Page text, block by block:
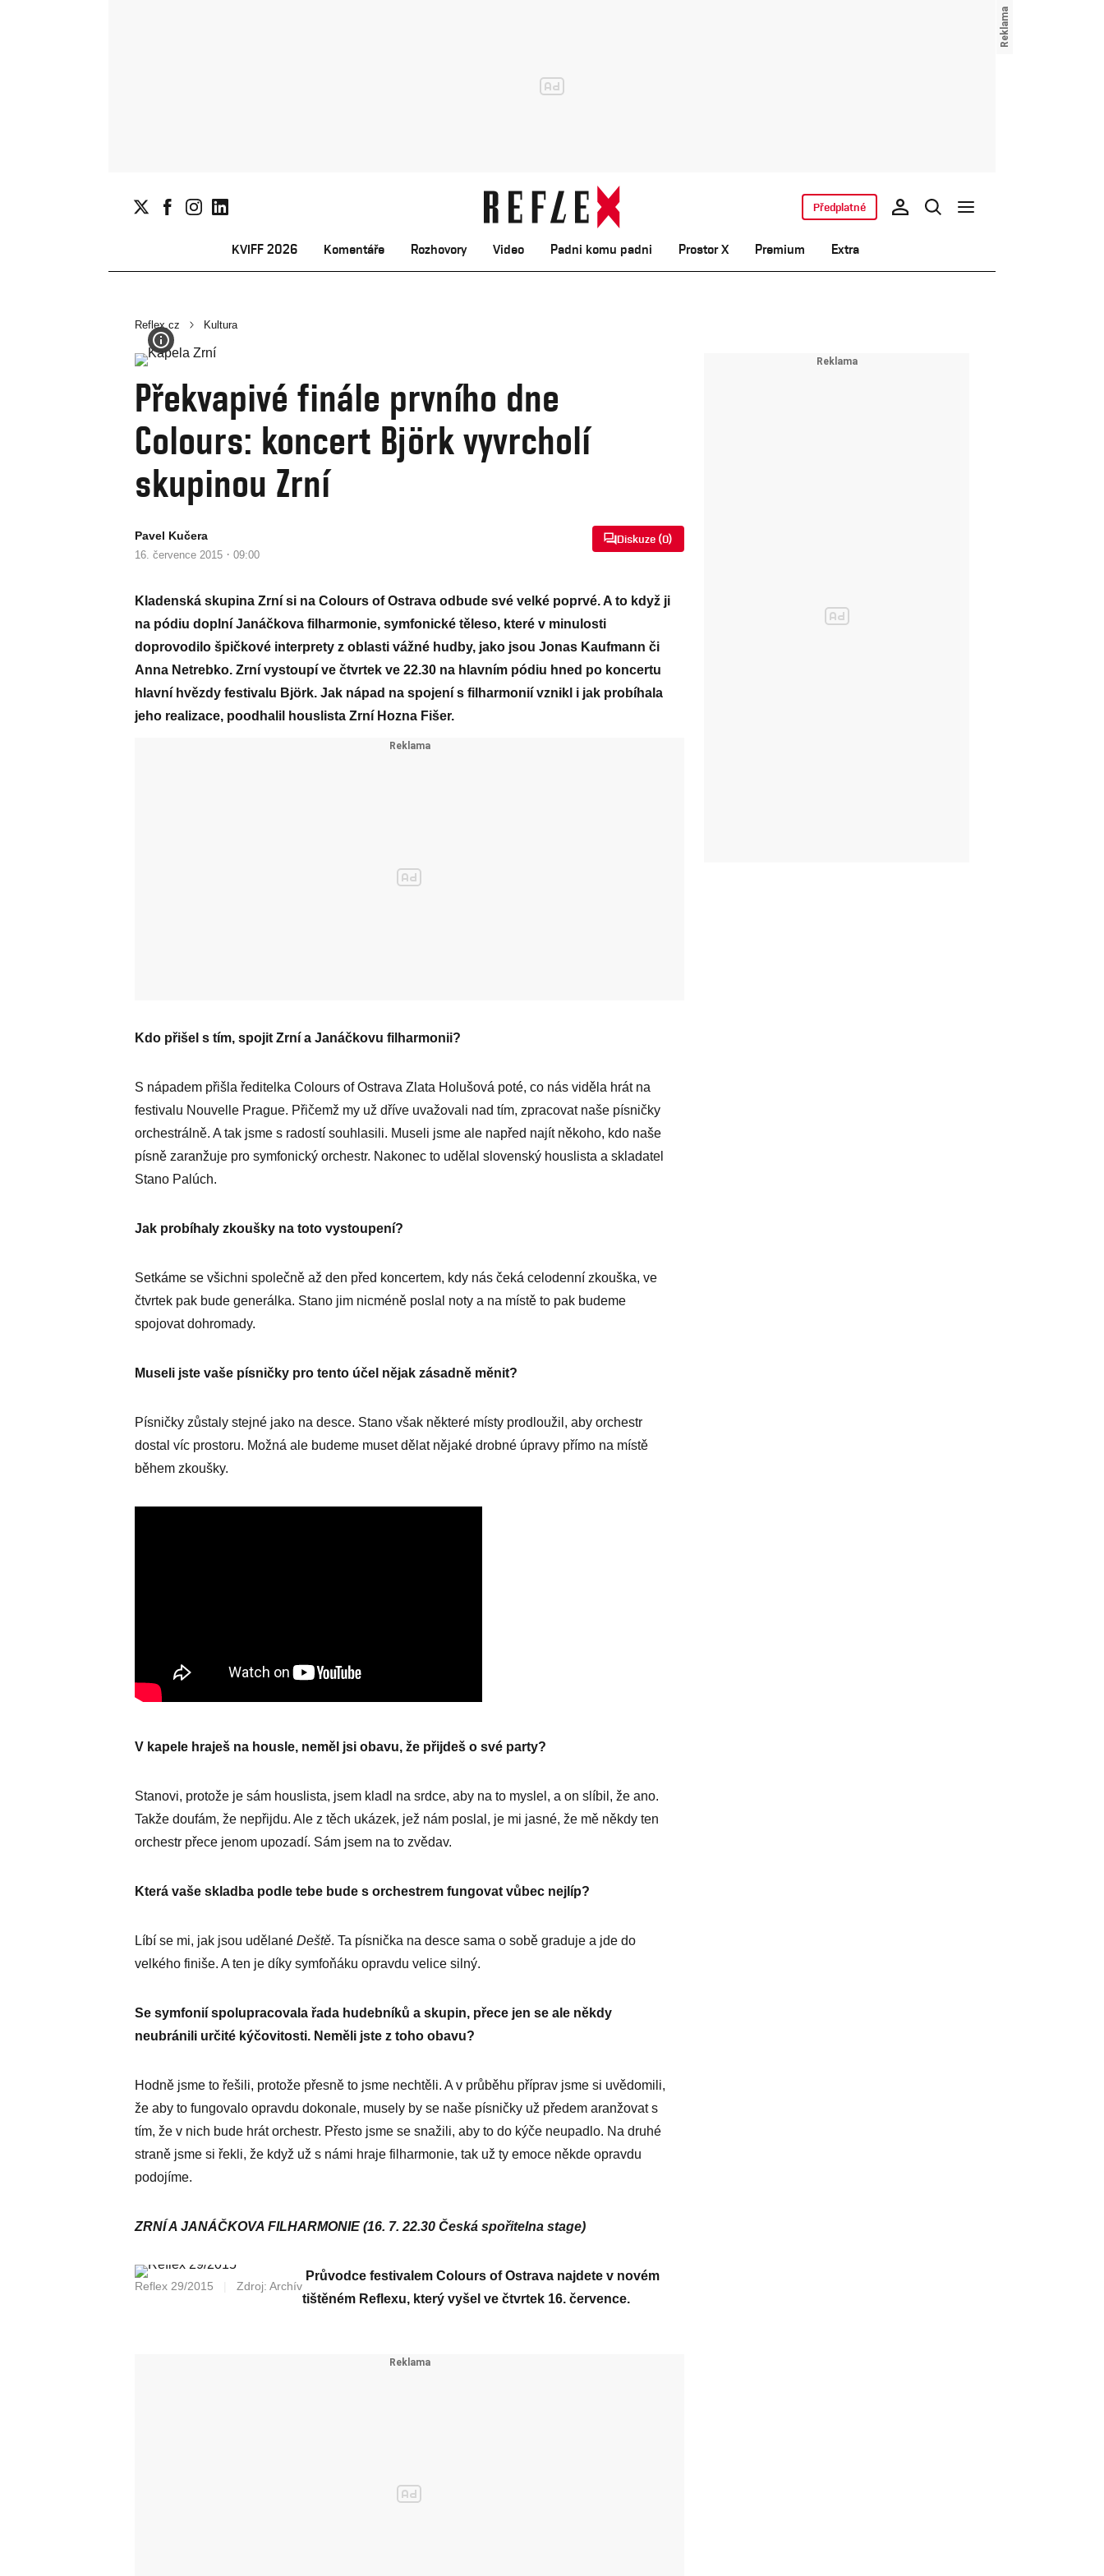
KVIFF 2026 Komentáře Rozhovory Video Padni komu padni Prostor X Premium Extra
Předplatné
Reflex.cz Kultura
Překvapivé finále prvního dne
Colours: koncert Björk vyvrcholí
skupinou Zrní
Pavel Kučera
16. července 2015 · 09:00
Diskuze (0)
Kladenská skupina Zrní si na Colours of Ostrava odbude své velké poprvé. A to když ji
na pódiu doplní Janáčkova filharmonie, symfonické těleso, které v minulosti
doprovodilo špičkové interprety z oblasti vážné hudby, jako jsou Jonas Kaufmann či
Anna Netrebko. Zrní vystoupí ve čtvrtek ve 22.30 na hlavním pódiu hned po koncertu
hlavní hvězdy festivalu Björk. Jak nápad na spojení s filharmonií vznikl i jak probíhala
jeho realizace, poodhalil houslista Zrní Hozna Fišer.
Kdo přišel s tím, spojit Zrní a Janáčkovu filharmonii?
S nápadem přišla ředitelka Colours of Ostrava Zlata Holušová poté, co nás viděla hrát na
festivalu Nouvelle Prague. Přičemž my už dříve uvažovali nad tím, zpracovat naše písničky
orchestrálně. A tak jsme s radostí souhlasili. Museli jsme ale napřed najít někoho, kdo naše
písně zaranžuje pro symfonický orchestr. Nakonec to udělal slovenský houslista a skladatel
Stano Palúch.
Jak probíhaly zkoušky na toto vystoupení?
Setkáme se všichni společně až den před koncertem, kdy nás čeká celodenní zkouška, ve
čtvrtek pak bude generálka. Stano jim nicméně poslal noty a na místě to pak budeme
spojovat dohromady.
Museli jste vaše písničky pro tento účel nějak zásadně měnit?
Písničky zůstaly stejné jako na desce. Stano však některé místy prodloužil, aby orchestr
dostal víc prostoru. Možná ale budeme muset dělat nějaké drobné úpravy přímo na místě
během zkoušky.
V kapele hraješ na housle, neměl jsi obavu, že přijdeš o své party?
Stanovi, protože je sám houslista, jsem kladl na srdce, aby na to myslel, a on slíbil, že ano.
Takže doufám, že nepřijdu. Ale z těch ukázek, jež nám poslal, je mi jasné, že mě někdy ten
orchestr přece jenom upozadí. Sám jsem na to zvědav.
Která vaše skladba podle tebe bude s orchestrem fungovat vůbec nejlíp?
Líbí se mi, jak jsou udělané Deště. Ta písnička na desce sama o sobě graduje a jde do
velkého finiše. A ten je díky symfoňáku opravdu velice silný.
Se symfonií spolupracovala řada hudebníků a skupin, přece jen se ale někdy
neubránili určité kýčovitosti. Neměli jste z toho obavu?
Hodně jsme to řešili, protože přesně to jsme nechtěli. A v průběhu příprav jsme si uvědomili,
že aby to fungovalo opravdu dokonale, musely by se naše písničky už předem aranžovat s
tím, že v nich bude hrát orchestr. Přesto jsme se snažili, aby to do kýče neupadlo. Na druhé
straně jsme si řekli, že když už s námi hraje filharmonie, tak už ty emoce někde opravdu
podojíme.
ZRNÍ A JANÁČKOVA FILHARMONIE (16. 7. 22.30 Česká spořitelna stage)
Reflex 29/2015 Zdroj: Archív
Průvodce festivalem Colours of Ostrava najdete v novém
tištěném Reflexu, který vyšel ve čtvrtek 16. července.